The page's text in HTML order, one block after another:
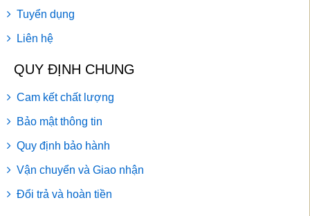
Tuyển dụng
Liên hệ
QUY ĐỊNH CHUNG
Cam kết chất lượng
Bảo mật thông tin
Quy định bảo hành
Vận chuyển và Giao nhận
Đổi trả và hoàn tiền